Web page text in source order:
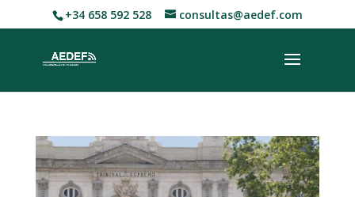
+34 658 592 528 consultas@aedef.com